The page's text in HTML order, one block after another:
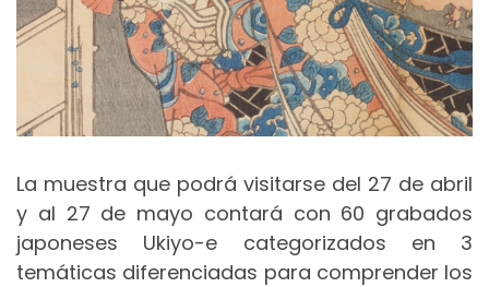
La muestra que podrá visitarse del 27 de abril
y al 27 de mayo contará con 60 grabados
japoneses Ukiyo-e categorizados en 3
temáticas diferenciadas para comprender los